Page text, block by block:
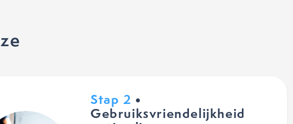
Stap 2 •
Gebruiksvriendelijkheid